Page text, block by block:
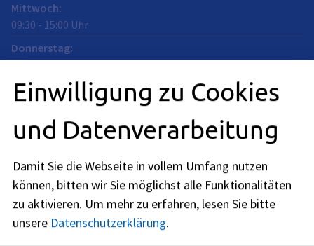
Mittwoch:
09:30 - 15:00 Uhr
Donnerstag:
09:30-15:00Uhr
Freitag:
09:30-12:00 Uhr
Nach individueller Terminvereinbarung
liegenschaftsamt@stadt.erlangen.de
09131 86-2235 09131
Einwilligung zu Cookies
und Datenverarbeitung
Damit Sie die Webseite in vollem Umfang nutzen
können, bitten wir Sie möglichst alle Funktionalitäten
zu aktivieren. Um mehr zu erfahren, lesen Sie bitte
unsere Datenschutzerklärung.